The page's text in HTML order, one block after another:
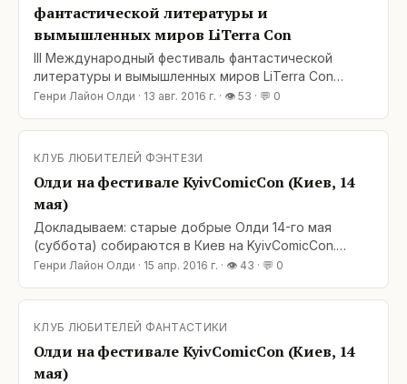
фантастической литературы и
вымышленных миров LiTerra Con
III Международный фестиваль фантастической
литературы и вымышленных миров LiTerra Con
пройдёт в Киеве с 7 по 9 октября 2016 года.
Киева (ул. Богдана Хмельницкого 7, возле ст.м.
«Театральная»). Диалог – тема, которая станет
центральной у программе 2016 года. Диалог
фантастики и
Генри Лайон Олди · 13 авг. 2016 г. · 👁 53 · 💬 0
КЛУБ ЛЮБИТЕЛЕЙ ФЭНТЕЗИ
Олди на фестивале KyivComicCon (Киев, 14
мая)
Докладываем: старые добрые Олди 14-го мая
(суббота) собираются в Киев на KyivComicCon.
Встреча с читателями намечается днем, по адресу:
позже, когда сами узнаем. А во второй половине
дня, до отхода поезда, надеемся укрепить
традицию — выпить пивка в хорошей компании. Ну,
это отдельная
Генри Лайон Олди · 15 апр. 2016 г. · 👁 43 · 💬 0
КЛУБ ЛЮБИТЕЛЕЙ ФАНТАСТИКИ
Олди на фестивале KyivComicCon (Киев, 14
мая)